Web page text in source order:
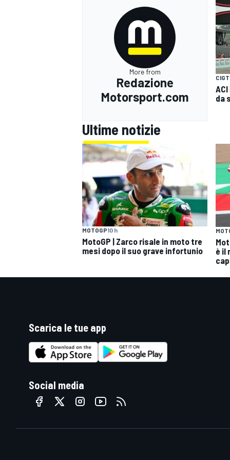
RALLY
More from
Redazione
Motorsport.com
CIGT
da
Ultime notizie
MOTOGP10 h
MotoGP | Zarco risale in moto tre
mesi dopo il suo grave infortunio
è il
Scarica le tue app
Social media